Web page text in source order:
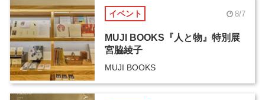
イベント 8/7
MUJI BOOKS『人と物』特別展
宮脇綾子
MUJI BOOKS